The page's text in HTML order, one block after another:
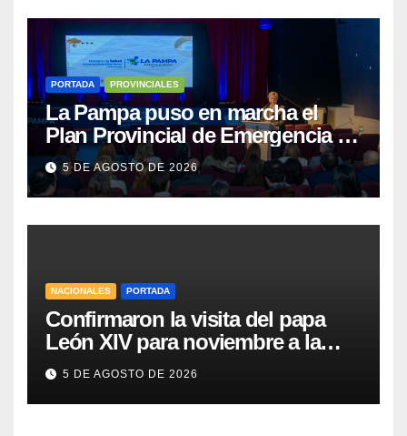
PORTADA PROVINCIALES
La Pampa puso en marcha el
Plan Provincial de Emergencia en
Salud Mental
5 DE AGOSTO DE 2026
NACIONALES PORTADA
Confirmaron la visita del papa
León XIV para noviembre a la
Argentina
5 DE AGOSTO DE 2026